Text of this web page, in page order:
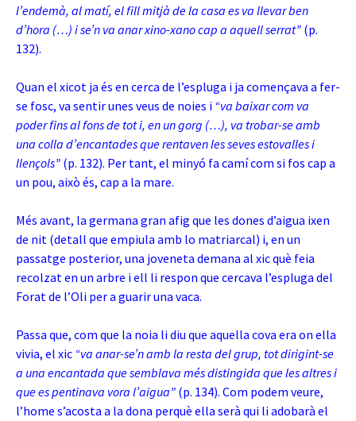
l’endemà, al matí, el fill mitjà de la casa es va llevar ben
d’hora (…) i se’n va anar xino-xano cap a aquell serrat” (p.
132).
Quan el xicot ja és en cerca de l’espluga i ja començava a fer-
se fosc, va sentir unes veus de noies i “va baixar com va
poder fins al fons de tot i, en un gorg (…), va trobar-se amb
una colla d’encantades que rentaven les seves estovalles i
llençols” (p. 132). Per tant, el minyó fa camí com si fos cap a
un pou, això és, cap a la mare.
Més avant, la germana gran afig que les dones d’aigua ixen
de nit (detall que empiula amb lo matriarcal) i, en un
passatge posterior, una joveneta demana al xic què feia
recolzat en un arbre i ell li respon que cercava l’espluga del
Forat de l’Oli per a guarir una vaca.
Passa que, com que la noia li diu que aquella cova era on ella
vivia, el xic “va anar-se’n amb la resta del grup, tot dirigint-se
a una encantada que semblava més distingida que les altres i
que es pentinava vora l’aigua” (p. 134). Com podem veure,
l’home s’acosta a la dona perquè ella serà qui li adobarà el